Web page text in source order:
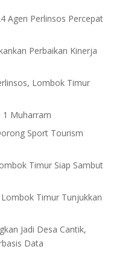
Agen Perlinsos Percepat
Perbaikan Kinerja
Lombok Timur
1 Muharram
Sport Tourism
Timur Siap Sambut
Timur Tunjukkan
Jadi Desa Cantik,
Data